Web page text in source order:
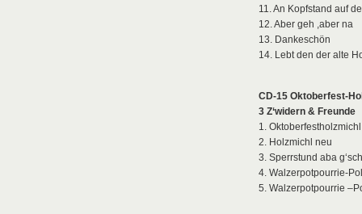
11. An Kopfstand auf
12. Aber geh ,aber na
13. Dankeschön
14. Lebt den der alte
CD-15 Oktoberfest-
3 Z‘widern & Freunde
1. Oktoberfestholzmichl
2. Holzmichl neu
3. Sperrstund aba
4. Walzerpotpourrie-
5. Walzerpotpourrie